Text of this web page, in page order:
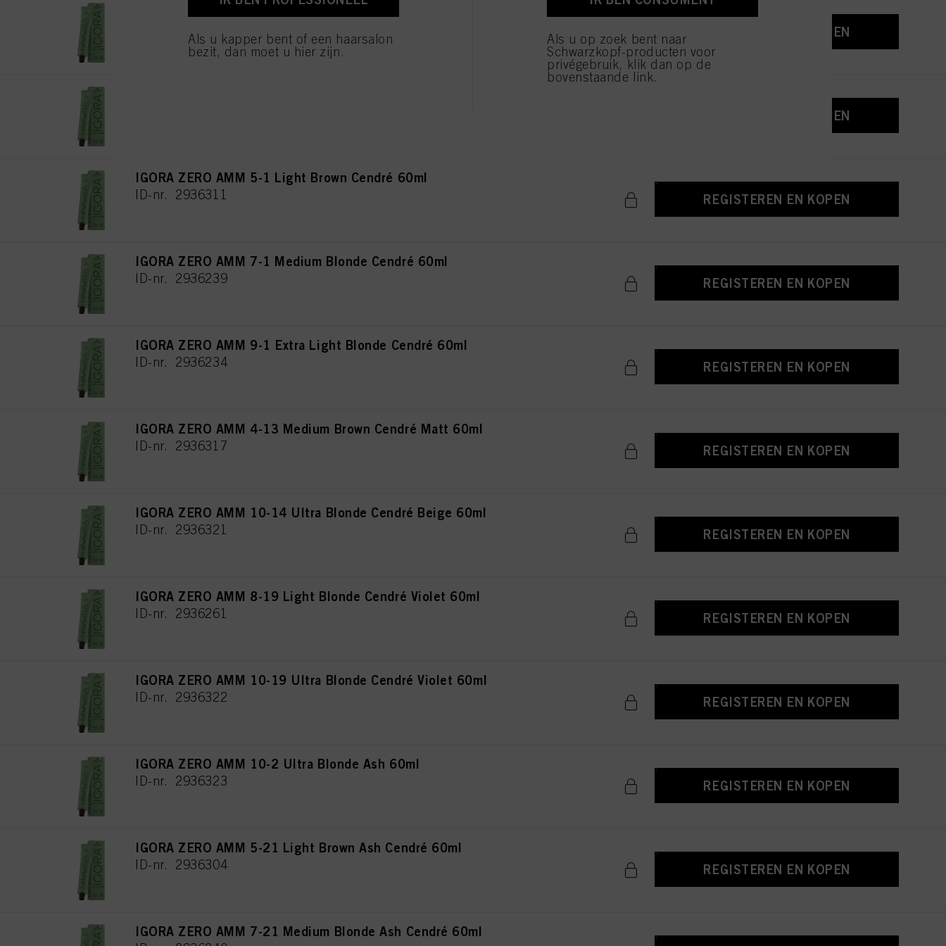
REGISTEREN EN KOPEN
REGISTEREN EN KOPEN
IGORA ZERO AMM 5-1 Light Brown Cendré 60ml
ID-nr. 2936311 REGISTEREN EN KOPEN
IGORA ZERO AMM 7-1 Medium Blonde Cendré 60ml
ID-nr. 2936239 REGISTEREN EN KOPEN
IGORA ZERO AMM 9-1 Extra Light Blonde Cendré 60ml
ID-nr. 2936234 REGISTEREN EN KOPEN
IGORA ZERO AMM 4-13 Medium Brown Cendré Matt 60ml
ID-nr. 2936317 REGISTEREN EN KOPEN
IGORA ZERO AMM 10-14 Ultra Blonde Cendré Beige 60ml
ID-nr. 2936321 REGISTEREN EN KOPEN
IGORA ZERO AMM 8-19 Light Blonde Cendré Violet 60ml
ID-nr. 2936261 REGISTEREN EN KOPEN
IGORA ZERO AMM 10-19 Ultra Blonde Cendré Violet 60ml
ID-nr. 2936322 REGISTEREN EN KOPEN
IGORA ZERO AMM 10-2 Ultra Blonde Ash 60ml
ID-nr. 2936323 REGISTEREN EN KOPEN
IGORA ZERO AMM 5-21 Light Brown Ash Cendré 60ml
ID-nr. 2936304 REGISTEREN EN KOPEN
IGORA ZERO AMM 7-21 Medium Blonde Ash Cendré 60ml
Als u kapper bent of een haarsalon
bezit, dan moet u hier zijn.
Als u op zoek bent naar
Schwarzkopf-producten voor
privégebruik, klik dan op de
bovenstaande link.
alleen cookies gebruikt die technisch noodzakelijk zijn om u deze website aan te kunnen bieden..